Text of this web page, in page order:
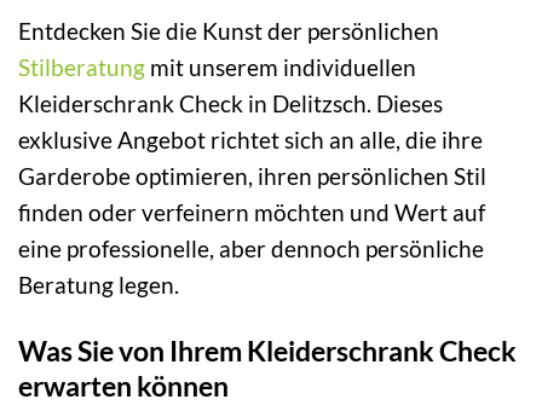
Entdecken Sie die Kunst der persönlichen
Stilberatung mit unserem individuellen
Kleiderschrank Check in Delitzsch. Dieses
exklusive Angebot richtet sich an alle, die ihre
Garderobe optimieren, ihren persönlichen Stil
finden oder verfeinern möchten und Wert auf
eine professionelle, aber dennoch persönliche
Beratung legen.
Was Sie von Ihrem Kleiderschrank Check
erwarten können